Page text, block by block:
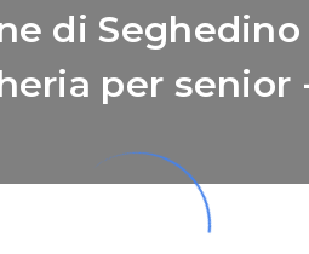
di Seghedino
per senior